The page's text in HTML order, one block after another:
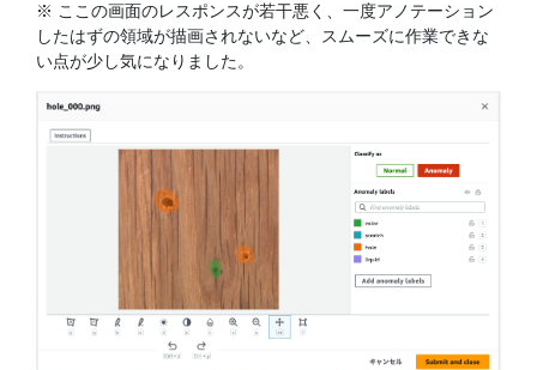
※ ここの画面のレスポンスが若干悪く、一度アノテーション
したはずの領域が描画されないなど、スムーズに作業できな
い点が少し気になりました。